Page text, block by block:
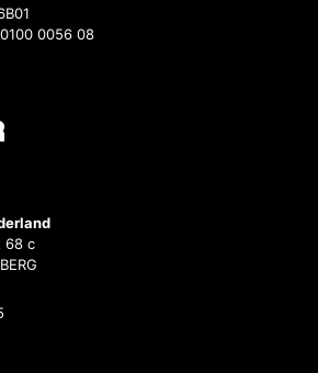
0056 08
68 c